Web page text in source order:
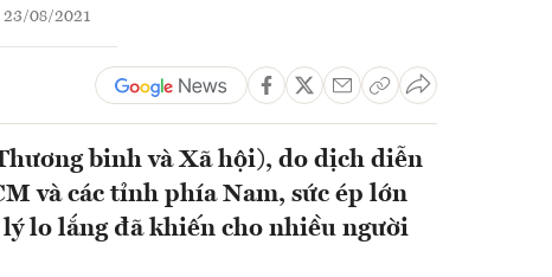
23/08/2021
binh và Xã hội), do dịch diễn
và các tỉnh phía Nam, sức ép lớn
lo lắng đã khiến cho nhiều người